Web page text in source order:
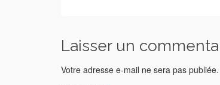
Laisser un
Votre adresse e-mail ne sera pas publiée.